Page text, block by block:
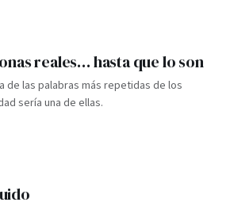
reales… hasta que lo son
de las palabras más repetidas de los
sería una de ellas.